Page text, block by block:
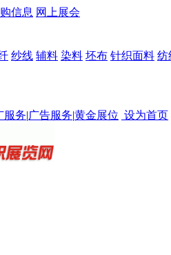
信息 网上展会
纱线 辅料 染料 坯布 针织面料 纺
服务|广告服务|黄金展位 设为首页